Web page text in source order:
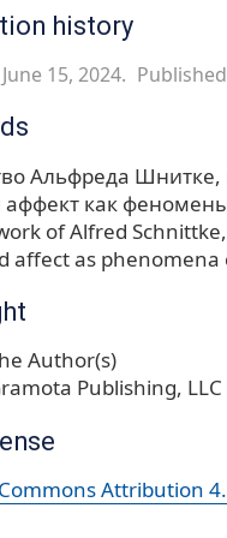
history
15, 2024.
Альфреда Шнитке
аффект как
of Alfred Schnittke
affect as
Author(s)
Publishing, LLC
Attribution